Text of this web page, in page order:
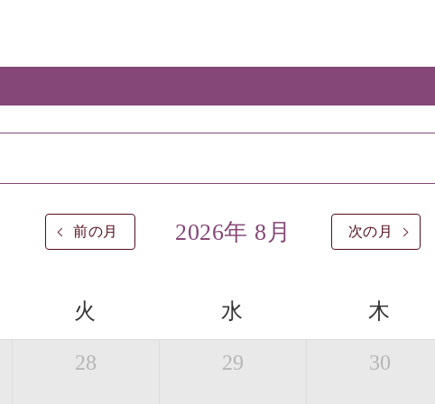
前の月 2026年 8月 次の月
火 水 木
28 29 30